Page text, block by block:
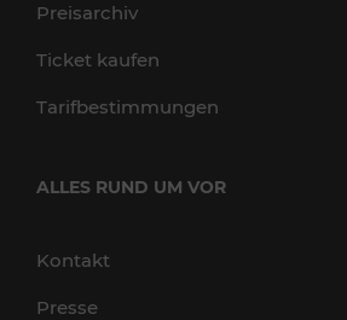
Preisarchiv
Ticket kaufen
Tarifbestimmungen
ALLES RUND UM VOR
Kontakt
Presse